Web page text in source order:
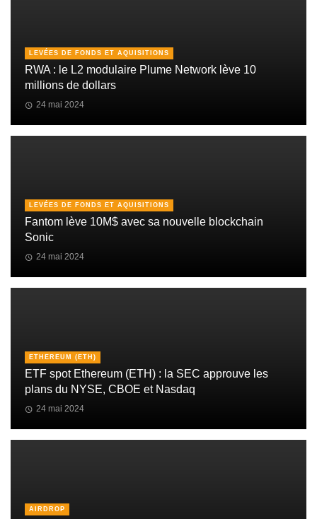
LEVÉES DE FONDS ET AQUISITIONS
RWA : le L2 modulaire Plume Network lève 10
millions de dollars
24 mai 2024
LEVÉES DE FONDS ET AQUISITIONS
Fantom lève 10M$ avec sa nouvelle blockchain
Sonic
24 mai 2024
ETHEREUM (ETH)
ETF spot Ethereum (ETH) : la SEC approuve les
plans du NYSE, CBOE et Nasdaq
24 mai 2024
AIRDROP